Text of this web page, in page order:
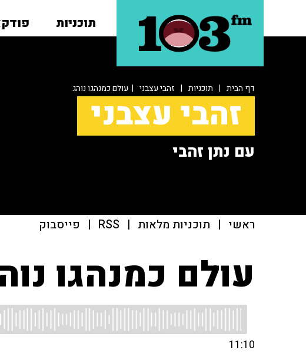
תוכניות
דף הבית | תוכניות | זהבי עצבני | עולם כמנהגו נוהג
זהבי עצבני
עם נתן זהבי
ראשי | תוכניות מלאות |
RSS
| פייסבוק
עולם כמנהגו
11:10